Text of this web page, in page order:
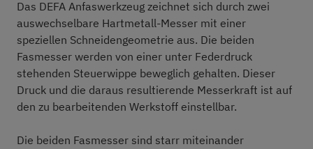
Das DEFA Anfaswerkzeug zeichnet sich durch zwei
auswechselbare Hartmetall-Messer mit einer
speziellen Schneidengeometrie aus. Die beiden
Fasmesser werden von einer unter Federdruck
stehenden Steuerwippe beweglich gehalten. Dieser
Druck und die daraus resultierende Messerkraft ist auf
den zu bearbeitenden Werkstoff einstellbar.
Die beiden Fasmesser sind starr miteinander